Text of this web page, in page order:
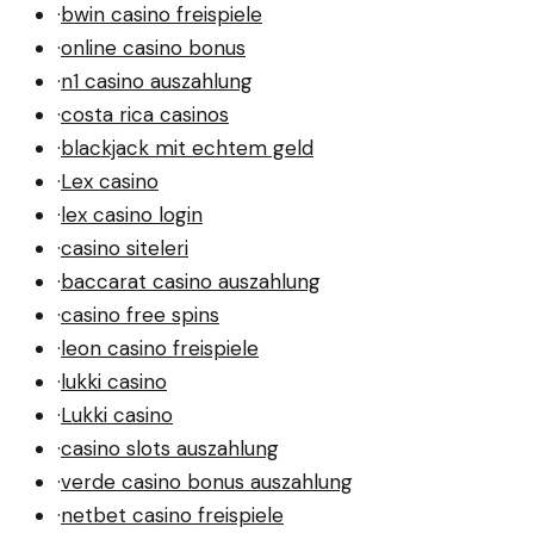
·bwin casino freispiele
·online casino bonus
·n1 casino auszahlung
·costa rica casinos
·blackjack mit echtem geld
·Lex casino
·lex casino login
·casino siteleri
·baccarat casino auszahlung
·casino free spins
·leon casino freispiele
·lukki casino
·Lukki casino
·casino slots auszahlung
·verde casino bonus auszahlung
·netbet casino freispiele